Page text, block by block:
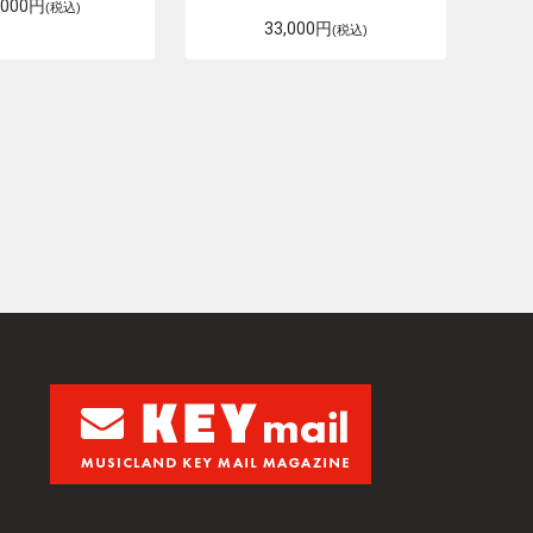
円(税込)
33,000円(税込)